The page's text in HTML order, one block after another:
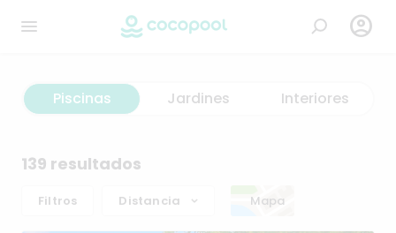

Piscinas Jardines Interiores
139 resultados
Filtros Distancia Mapa